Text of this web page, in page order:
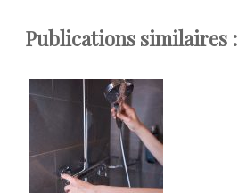
Publications similaires :